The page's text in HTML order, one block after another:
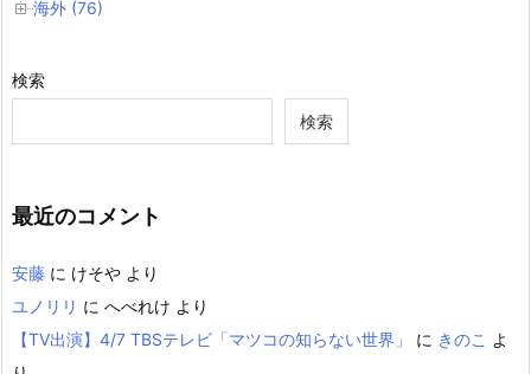
海外 (76)
検索
検索
最近のコメント
安藤 に けそや より
ユノリリ に へべれけ より
【TV出演】4/7 TBSテレビ「マツコの知らない世界」
に きのこ よ